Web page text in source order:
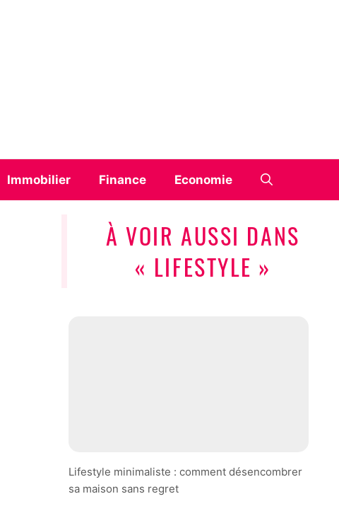
Immobilier Finance Economie
À VOIR AUSSI DANS
« LIFESTYLE »
Lifestyle minimaliste : comment désencombrer
sa maison sans regret